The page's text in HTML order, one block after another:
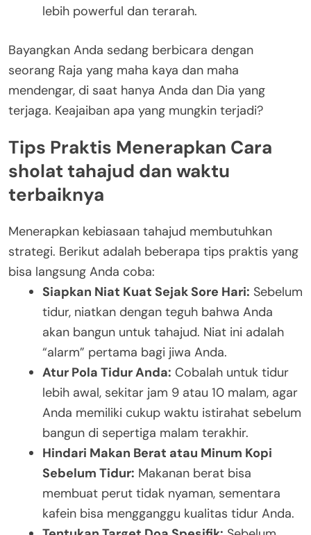
lebih powerful dan terarah.
Bayangkan Anda sedang berbicara dengan
seorang Raja yang maha kaya dan maha
mendengar, di saat hanya Anda dan Dia yang
terjaga. Keajaiban apa yang mungkin terjadi?
Tips Praktis Menerapkan Cara
sholat tahajud dan waktu
terbaiknya
Menerapkan kebiasaan tahajud membutuhkan
strategi. Berikut adalah beberapa tips praktis yang
bisa langsung Anda coba:
Siapkan Niat Kuat Sejak Sore Hari: Sebelum
tidur, niatkan dengan teguh bahwa Anda
akan bangun untuk tahajud. Niat ini adalah
“alarm” pertama bagi jiwa Anda.
Atur Pola Tidur Anda: Cobalah untuk tidur
lebih awal, sekitar jam 9 atau 10 malam, agar
Anda memiliki cukup waktu istirahat sebelum
bangun di sepertiga malam terakhir.
Hindari Makan Berat atau Minum Kopi
Sebelum Tidur: Makanan berat bisa
membuat perut tidak nyaman, sementara
kafein bisa mengganggu kualitas tidur Anda.